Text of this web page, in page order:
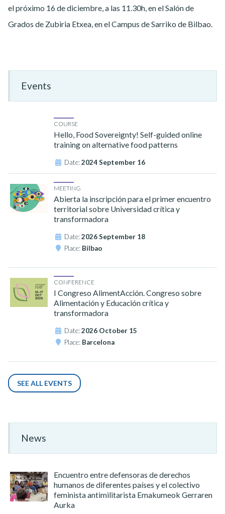
el próximo 16 de diciembre, a las 11.30h, en el Salón de
Grados de Zubiria Etxea, en el Campus de Sarriko de Bilbao.
Events
COURSE
Hello, Food Sovereignty! Self-guided online
training on alternative food patterns
Date:2024 September 16
MEETING
Abierta la inscripción para el primer encuentro
territorial sobre Universidad crítica y
transformadora
Date:2026 September 18
Place: Bilbao
CONFERENCE
I Congreso AlimentAcción. Congreso sobre
Alimentación y Educación crítica y
transformadora
Date:2026 October 15
Place: Barcelona
SEE ALL EVENTS
News
Encuentro entre defensoras de derechos
humanos de diferentes países y el colectivo
feminista antimilitarista Emakumeok Gerraren
Aurka